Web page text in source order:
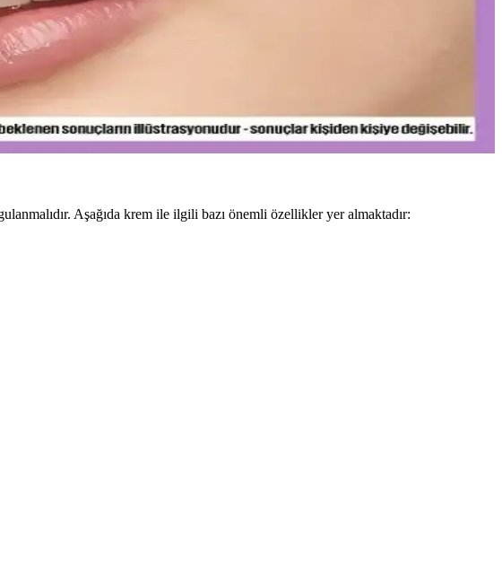
sağlar.
seçenekler ve doğru uygulama ipuçlarıyla makyajınızı mükemmelleştirin.
Aşağıda krem ile ilgili bazı önemli özellikler yer almaktadır: